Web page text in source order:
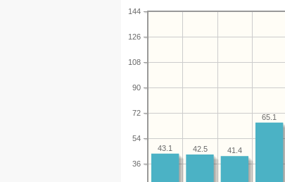
36
54
72
90
108
126
144
65.1
41.4
42.5
43.1